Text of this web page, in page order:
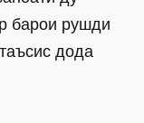
барои рушди
дода